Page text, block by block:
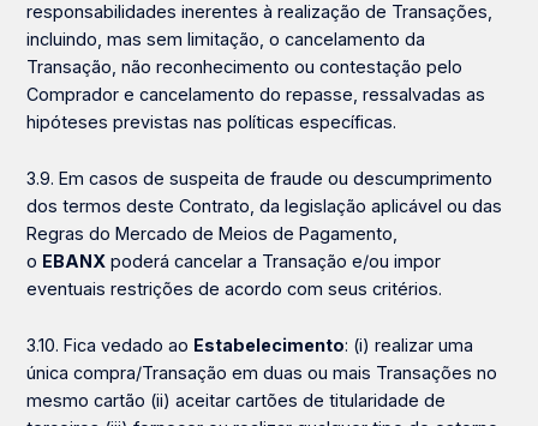
responsabilidades inerentes à realização de Transações,
incluindo, mas sem limitação, o cancelamento da
Transação, não reconhecimento ou contestação pelo
Comprador e cancelamento do repasse, ressalvadas as
hipóteses previstas nas políticas específicas.
3.9. Em casos de suspeita de fraude ou descumprimento
dos termos deste Contrato, da legislação aplicável ou das
Regras do Mercado de Meios de Pagamento,
o EBANX poderá cancelar a Transação e/ou impor
eventuais restrições de acordo com seus critérios.
3.10. Fica vedado ao Estabelecimento: (i) realizar uma
única compra/Transação em duas ou mais Transações no
mesmo cartão (ii) aceitar cartões de titularidade de